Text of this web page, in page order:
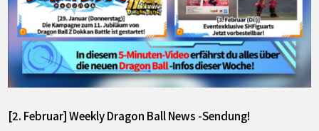
[2. Februar] Weekly Dragon Ball News -Sendung!